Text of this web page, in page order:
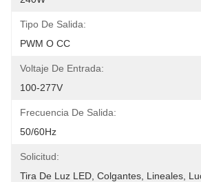
Tipo De Salida:
PWM O CC
Voltaje De Entrada:
100-277V
Frecuencia De Salida:
50/60Hz
Solicitud:
Tira De Luz LED, Colgantes, Lineales,